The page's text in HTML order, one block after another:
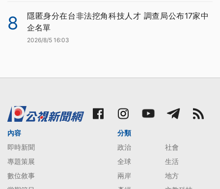
8
隱匿身分在台非法挖角科技人才 調查局公布17家中
企名單
2026/8/5 16:03
內容
即時新聞
專題策展
數位敘事
分類
政治
社會
全球
生活
兩岸
地方